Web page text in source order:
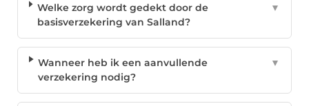
Welke zorg wordt gedekt door de
basisverzekering van Salland?
▼
Wanneer heb ik een aanvullende
verzekering nodig?
▼